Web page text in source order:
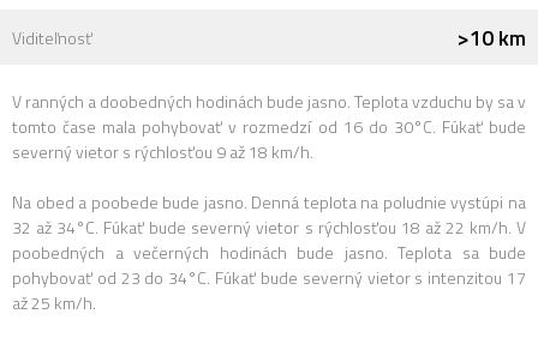
Viditeľnosť >10 km
V ranných a doobedných hodinách bude jasno. Teplota vzduchu by sa v
tomto čase mala pohybovať v rozmedzí od 16 do 30°C. Fúkať bude
severný vietor s rýchlosťou 9 až 18 km/h.
Na obed a poobede bude jasno. Denná teplota na poludnie vystúpi na
32 až 34°C. Fúkať bude severný vietor s rýchlosťou 18 až 22 km/h. V
poobedných a večerných hodinách bude jasno. Teplota sa bude
pohybovať od 23 do 34°C. Fúkať bude severný vietor s intenzitou 17
až 25 km/h.